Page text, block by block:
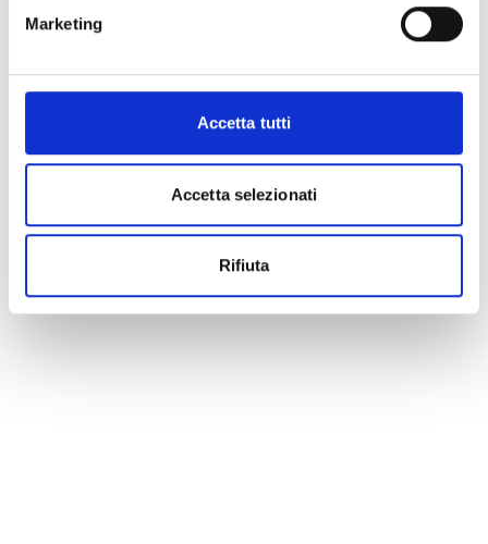
Marketing
Accetta tutti
Accetta selezionati
Rifiuta